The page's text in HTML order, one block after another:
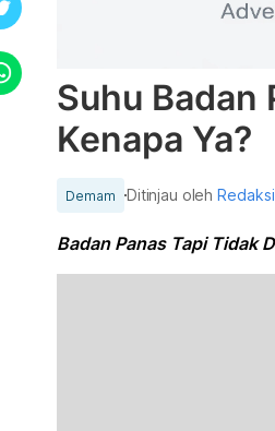
Suhu Badan
Kenapa Ya?
Demam Ditinjau oleh
Badan Panas Tapi Tidak